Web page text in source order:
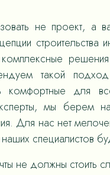
не проект, а
строительства
такой
комфортные для
мы берем
Для нас нет
специалистов
не должны стоить